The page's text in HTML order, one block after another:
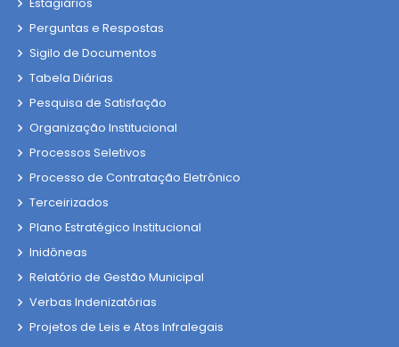
Perguntas e Respostas
Sigilo de Documentos
Tabela Diárias
Pesquisa de Satisfação
Organização Institucional
Processos Seletivos
Processo de Contratação Eletrônico
Terceirizados
Plano Estratégico Institucional
Inidôneas
Relatório de Gestão Municipal
Verbas Indenizatórias
Projetos de Leis e Atos Infralegais